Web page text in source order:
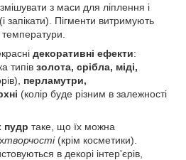
з маси для ліплення і
запікати). Пігменти витримують
декоративні ефекти:
типів золота, срібла, міді,
перламутри,
(колір буде різним в залежності
пудр таке, що їх можна
творчості(крім косметики).
в декорі інтер'єрів,